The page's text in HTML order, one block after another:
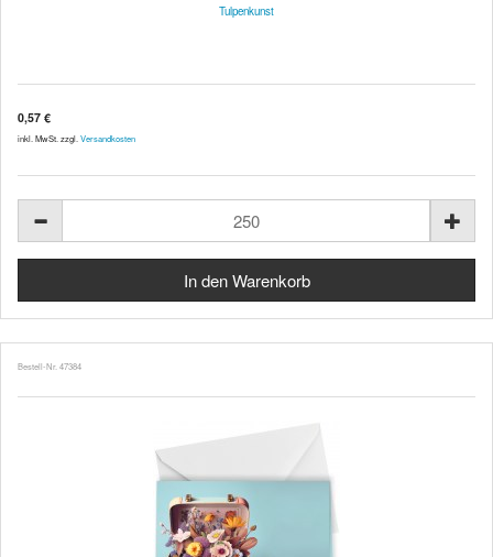
Tulpenkunst
0,57 €
inkl. MwSt. zzgl. Versandkosten
Bestell-Nr. 47384